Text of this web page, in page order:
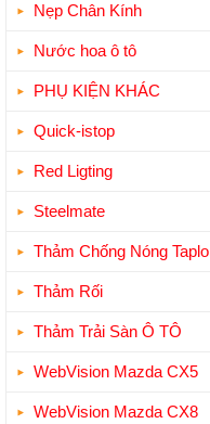
Nẹp Chân Kính
Nước hoa ô tô
PHỤ KIỆN KHÁC
Quick-istop
Red Ligting
Steelmate
Thảm Chống Nóng Taplo
Thảm Rối
Thảm Trải Sàn Ô TÔ
WebVision Mazda CX5
WebVision Mazda CX8